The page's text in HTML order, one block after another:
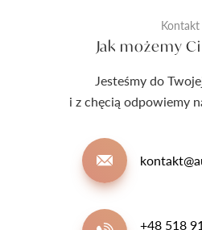
Kontakt
Jak możemy
Jesteśmy do
i z chęcią odpowiemy
+48 518